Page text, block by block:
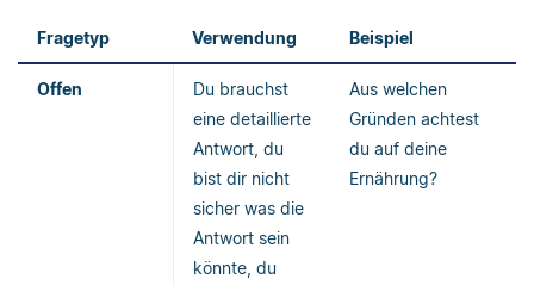
Fragetyp Verwendung Beispiel
Offen
Du brauchst
eine detaillierte
Antwort, du
bist dir nicht
sicher was die
Antwort sein
könnte, du
Aus welchen
Gründen achtest
du auf deine
Ernährung?